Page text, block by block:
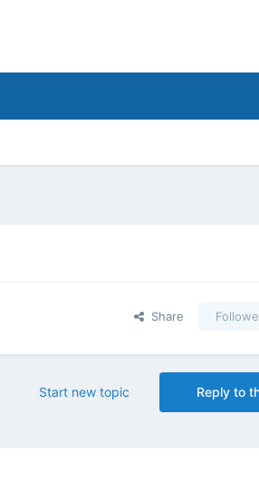
Share
Reply to
Start new topic